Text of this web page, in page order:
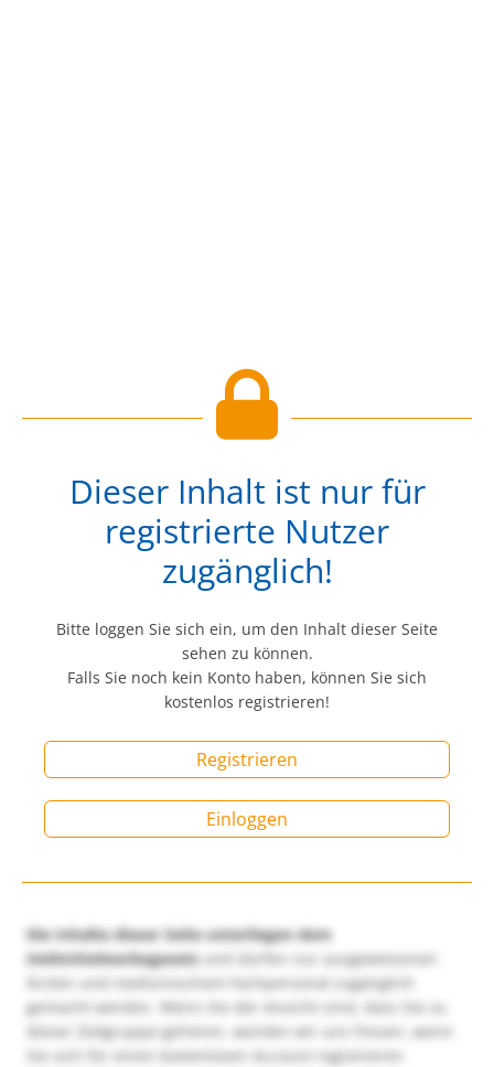
Dieser Inhalt ist nur für
registrierte Nutzer
zugänglich!
Bitte loggen Sie sich ein, um den Inhalt dieser Seite
sehen zu können.
Falls Sie noch kein Konto haben, können Sie sich
kostenlos registrieren!
Registrieren
Einloggen
Die Inhalte dieser Seite unterliegen dem
Heilmittelwerbegesetzund dürfen nur ausgewiesenen
Ärzten und medizinischem Fachpersonal zugänglich
gemacht werden. Wenn Sie der Ansicht sind, dass Sie zu
dieser Zielgruppe gehören, würden wir uns freuen, wenn
Sie sich für einen kostenlosen Account registrieren